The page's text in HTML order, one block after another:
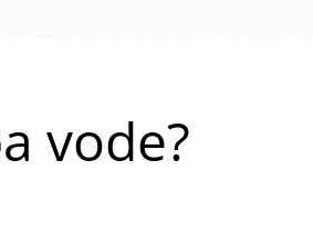
vode?